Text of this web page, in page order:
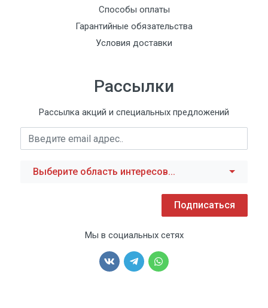
Способы оплаты
Гарантийные обязательства
Условия доставки
Рассылки
Рассылка акций и специальных предложений
Выберите область интересов...
Подписаться
Мы в социальных сетях